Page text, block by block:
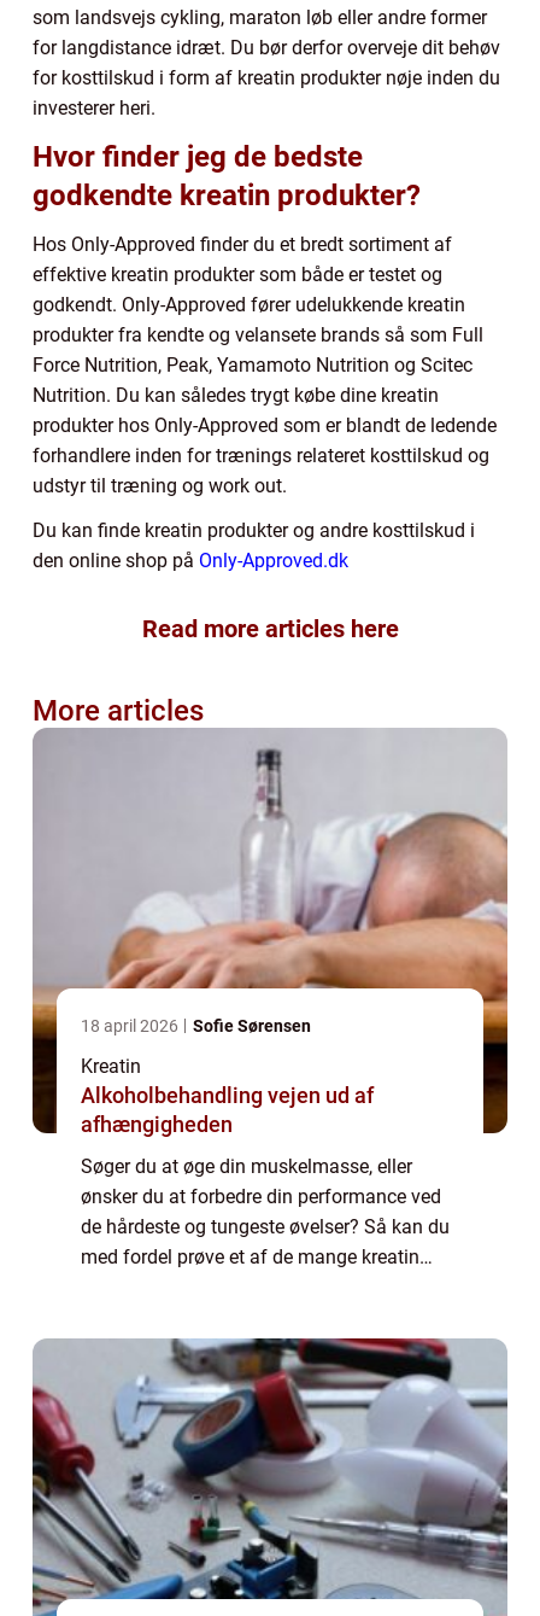
som landsvejs cykling, maraton løb eller andre former
for langdistance idræt. Du bør derfor overveje dit behøv
for kosttilskud i form af kreatin produkter nøje inden du
investerer heri.
Hvor finder jeg de bedste
godkendte kreatin produkter?
Hos Only-Approved finder du et bredt sortiment af
effektive kreatin produkter som både er testet og
godkendt. Only-Approved fører udelukkende kreatin
produkter fra kendte og velansete brands så som Full
Force Nutrition, Peak, Yamamoto Nutrition og Scitec
Nutrition. Du kan således trygt købe dine kreatin
produkter hos Only-Approved som er blandt de ledende
forhandlere inden for trænings relateret kosttilskud og
udstyr til træning og work out.
Du kan finde kreatin produkter og andre kosttilskud i
den online shop på Only-Approved.dk
Read more articles here
More articles
18 april 2026 Sofie Sørensen
Kreatin
Alkoholbehandling vejen ud af
afhængigheden
Søger du at øge din muskelmasse, eller
ønsker du at forbedre din performance ved
de hårdeste og tungeste øvelser? Så kan du
med fordel prøve et af de mange kreatin